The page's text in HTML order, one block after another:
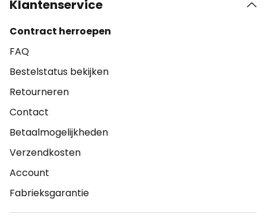
Klantenservice
Contract herroepen
FAQ
Bestelstatus bekijken
Retourneren
Contact
Betaalmogelijkheden
Verzendkosten
Account
Fabrieksgarantie